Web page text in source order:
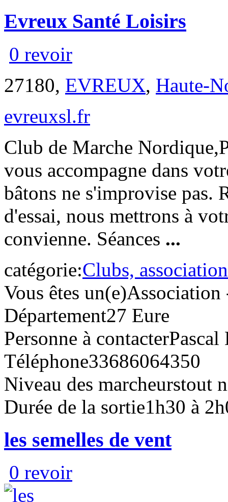
Evreux Santé Loisirs
0 revoir
27180, EVREUX, Haute-
evreuxsl.fr
Club de Marche
vous accompagne dans
bâtons ne s'improvise pas.
d'essai, nous mettrons à
convienne. Séances ...
catégorie:Clubs,
Vous êtes un(e)Association
Département27 Eure
Personne à contacter
Téléphone33686064350
Niveau des marcheurstout
Durée de la sortie1h30 à
les semelles de vent
0 revoir